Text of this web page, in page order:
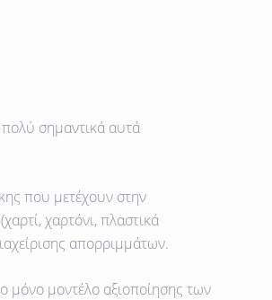
πολύ σημαντικά αυτά
που μετέχουν στην
χαρτόνι, πλαστικά
απορριμμάτων.
μόνο μοντέλο αξιοποίησης των